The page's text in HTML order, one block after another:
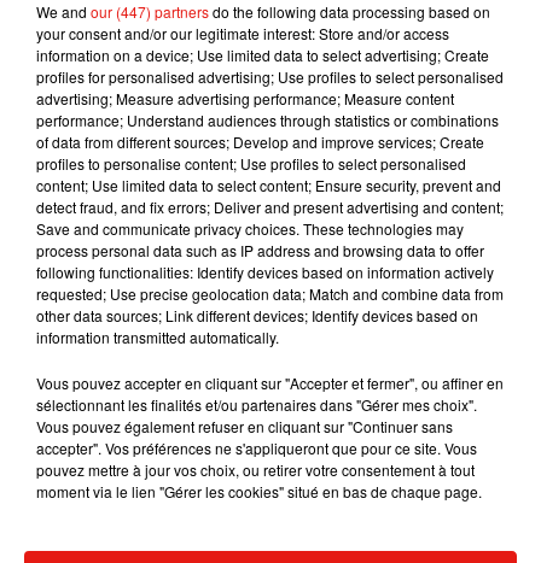
Aux côtés d’Amir, on retrouve Mathilda May, ainsi que Lionnel
Astier.
Les deux premiers épisodes seront diffusés le 2 février, les
deux derniers le 9 février.
Musique
7 août 2026
Julien Lieb s’essaye à la vie de chatelain
Madonna sort enfin le remix de « Love
We and our (447) partnersdo the following data processing based on
your consent and/or our legitimate interest: Store and/or access
information on a device; Use limited data to select advertising; Create
profiles for personalised advertising; Use profiles to select personalised
advertising; Measure advertising performance; Measure content
performance; Understand audiences through statistics or combinations
of data from different sources; Develop and improve services; Create
profiles to personalise content; Use profiles to select personalised
content; Use limited data to select content; Ensure security, prevent and
detect fraud, and fix errors; Deliver and present advertising and content;
Save and communicate privacy choices. These technologies may
process personal data such as IP address and browsing data to offer
following functionalities: Identify devices based on information actively
requested; Use precise geolocation data; Match and combine data from
other data sources; Link different devices; Identify devices based on
information transmitted automatically.
Vous pouvez accepter en cliquant sur "Accepter et fermer", ou affiner en
sélectionnant les finalités et/ou partenaires dans "Gérer mes choix".
Vous pouvez également refuser en cliquant sur "Continuer sans
accepter". Vos préférences ne s'appliqueront que pour ce site. Vous
pouvez mettre à jour vos choix, ou retirer votre consentement à tout
moment via le lien "Gérer les cookies" situé en bas de chaque page.